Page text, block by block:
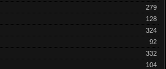
279
128
324
92
332
104